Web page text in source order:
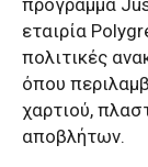
πρόγραμμα
εταιρία
πολιτικές
όπου
χαρτιού,
αποβλήτων.